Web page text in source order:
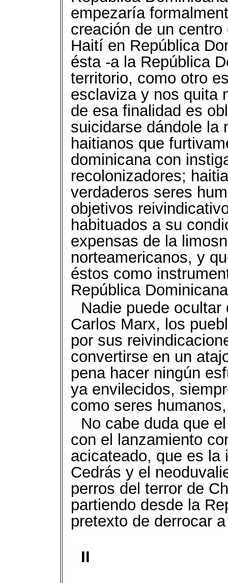
empezaría
creación de un
Haití en República
ésta -a la República
territorio, como otro
esclaviza y nos quita
de esa finalidad es
suicidarse dándole la
haitianos que
dominicana con
recolonizadores;
verdaderos seres
objetivos
habituados a su
expensas de la
norteamericanos, y
éstos como
República
Nadie puede
Carlos Marx, los
por sus
convertirse en un
pena hacer ningún
ya envilecidos,
como seres
No cabe duda que
con el lanzamiento
acicateado, que es la
Cedrás y el
perros del terror de
partiendo desde la
pretexto de derrocar
II